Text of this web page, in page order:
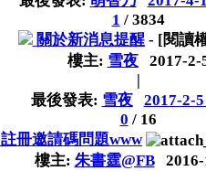
1 / 3834
關於新消息提醒- [閱讀
樓主: 雪夜
2017-2-
|
最後發表: 雪夜
2017-2-
0 / 16
註冊邀請碼問題www
樓主: 朱書霆@FB